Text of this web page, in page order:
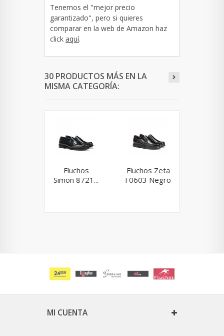
Tenemos el "mejor precio
garantizado", pero si quieres
comparar en la web de Amazon haz
click aquí.
30 PRODUCTOS MÁS EN LA
MISMA CATEGORÍA:
Fluchos
Simon 8721...
Fluchos Zeta
F0603 Negro
MI CUENTA